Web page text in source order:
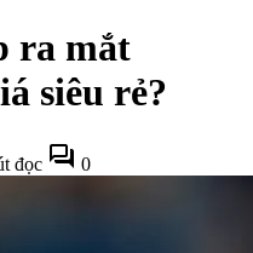
ra mắt
siêu rẻ?
đọc forum 0